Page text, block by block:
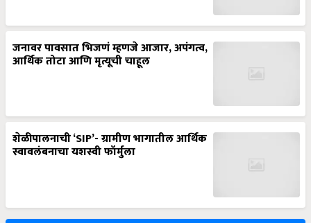
जनावर पावसात भिजणं म्हणजे आजार, अपंगत्व,
आर्थिक तोटा आणि मृत्यूची चाहूल
शेळीपालनाची ‘SIP’- ग्रामीण भागातील आर्थिक
स्वावलंबनाचा यशस्वी फॉर्मुला